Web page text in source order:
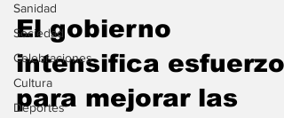
Sanidad
Sociedad
Celebraciones
Cultura
Deportes
El gobierno
intensifica
para mejorar las